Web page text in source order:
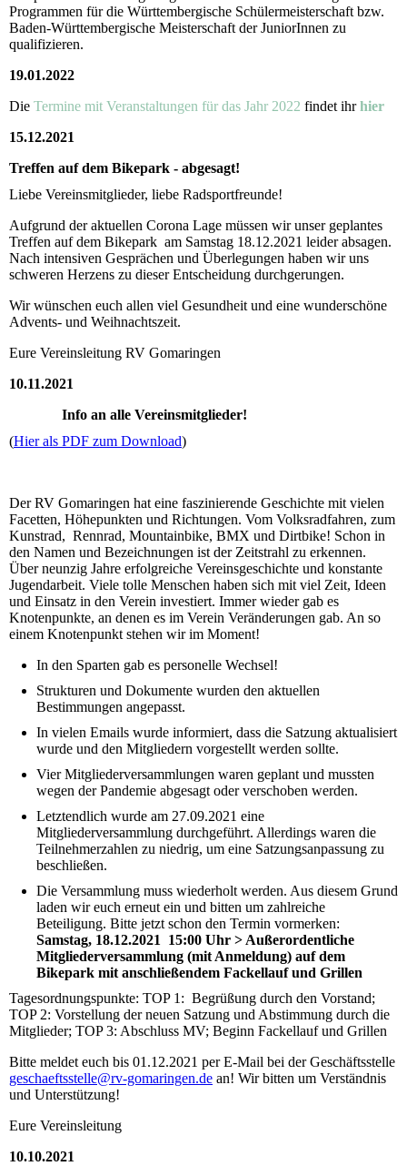
Programmen für die Württembergische Schülermeisterschaft bzw.
Baden-Württembergische Meisterschaft der JuniorInnen zu
qualifizieren.
19.01.2022
Die Termine mit Veranstaltungen für das Jahr 2022 findet ihrhier
15.12.2021
Treffen auf dem Bikepark - abgesagt!
Liebe Vereinsmitglieder, liebe Radsportfreunde!
Aufgrund der aktuellen Corona Lage müssen wir unser geplantes
Treffen auf dem Bikepark am Samstag 18.12.2021 leider absagen.
Nach intensiven Gesprächen und Überlegungen haben wir uns
schweren Herzens zu dieser Entscheidung durchgerungen.
Wir wünschen euch allen viel Gesundheit und eine wunderschöne
Advents- und Weihnachtszeit.
Eure Vereinsleitung RV Gomaringen
10.11.2021
Info an alle Vereinsmitglieder!
(Hier als PDF zum Download)
Der RV Gomaringen hat eine faszinierende Geschichte mit vielen
Facetten, Höhepunkten und Richtungen. Vom Volksradfahren, zum
Kunstrad, Rennrad, Mountainbike, BMX und Dirtbike! Schon in
den Namen und Bezeichnungen ist der Zeitstrahl zu erkennen.
Über neunzig Jahre erfolgreiche Vereinsgeschichte und konstante
Jugendarbeit. Viele tolle Menschen haben sich mit viel Zeit, Ideen
und Einsatz in den Verein investiert. Immer wieder gab es
Knotenpunkte, an denen es im Verein Veränderungen gab. An so
einem Knotenpunkt stehen wir im Moment!
In den Sparten gab es personelle Wechsel!
Strukturen und Dokumente wurden den aktuellen
Bestimmungen angepasst.
In vielen Emails wurde informiert, dass die Satzung aktualisiert
wurde und den Mitgliedern vorgestellt werden sollte.
Vier Mitgliederversammlungen waren geplant und mussten
wegen der Pandemie abgesagt oder verschoben werden.
Letztendlich wurde am 27.09.2021 eine
Mitgliederversammlung durchgeführt. Allerdings waren die
Teilnehmerzahlen zu niedrig, um eine Satzungsanpassung zu
beschließen.
Die Versammlung muss wiederholt werden. Aus diesem Grund
laden wir euch erneut ein und bitten um zahlreiche
Beteiligung. Bitte jetzt schon den Termin vormerken:
Samstag, 18.12.2021 15:00 Uhr > Außerordentliche
Mitgliederversammlung (mit Anmeldung) auf dem
Bikepark mit anschließendem Fackellauf und Grillen
Tagesordnungspunkte: TOP 1: Begrüßung durch den Vorstand;
TOP 2: Vorstellung der neuen Satzung und Abstimmung durch die
Mitglieder; TOP 3: Abschluss MV; Beginn Fackellauf und Grillen
Bitte meldet euch bis 01.12.2021 per E-Mail bei der Geschäftsstelle
geschaeftsstelle@rv-gomaringen.de an! Wir bitten um Verständnis
und Unterstützung!
Eure Vereinsleitung
10.10.2021